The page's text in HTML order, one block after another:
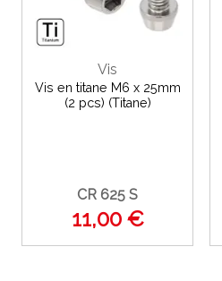
Vis
Vis en titane M6 x 25mm
(2 pcs) (Titane)
CR 625 S
11,00 €